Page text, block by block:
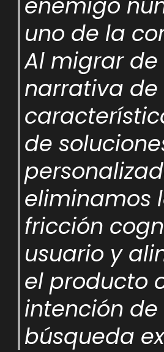
uno de la
Al migrar de
narrativa de
de
eliminamos
fricción
usuario y
el producto
intención de
búsqueda